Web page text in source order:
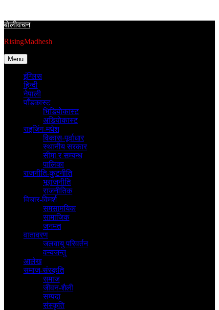
content
बाेलीवचन
RisingMadhesh
Menu
इंग्लिस
हिन्दी
नेपाली
पाँडकास्ट
भिडियाेकास्ट
अडियाेकास्ट
राइजिंग-मधेश
विकास-पूर्वाधार
स्थानीय सरकार
सीमा र सम्बन्ध
पालिका
राजनीति-कुटनीति
भूराजनीति
राजनीतिक
विचार-विमर्श
समसामयिक
सामाजिक
जनमत
वातावरण
जलवायु परिवर्तन
वन्यजन्तु
आलेख
समाज-संस्कृति
समाज
जीवन-शैली
सम्पदा
संस्कृति